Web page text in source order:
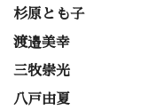
杉原とも子
渡邉美幸
三牧崇光
八戸由夏